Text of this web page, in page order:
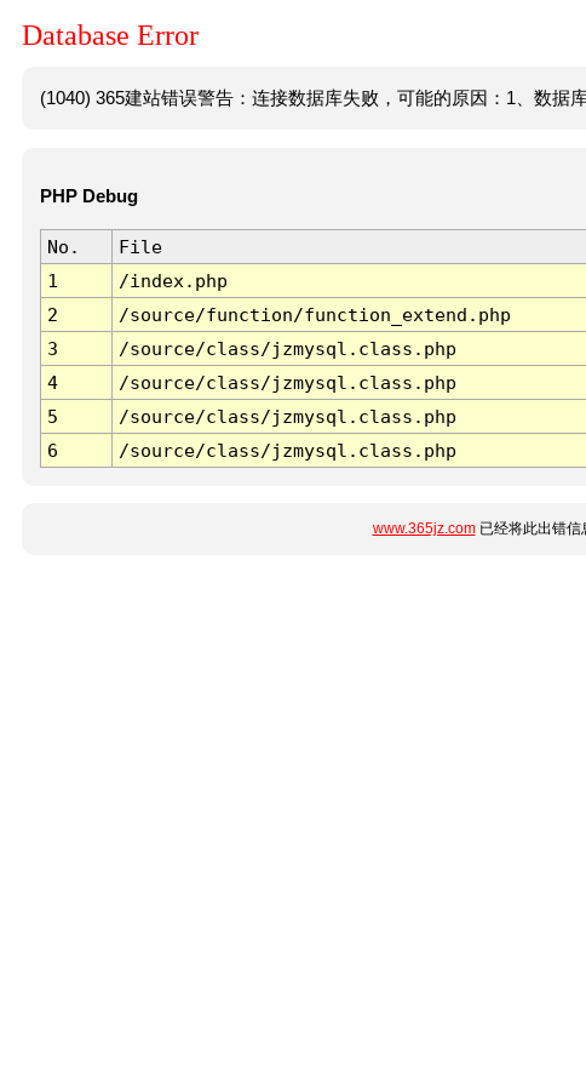
Database Error
(1040) 365建站错误警告：连接数据库失败，可能的原因：1、数据
PHP Debug
No. File
1
/index.php
2
/source/function/function_extend.php
3
/source/class/jzmysql.class.php
4
/source/class/jzmysql.class.php
5
/source/class/jzmysql.class.php
6
/source/class/jzmysql.class.php
www.365jz.com已经将此出错信